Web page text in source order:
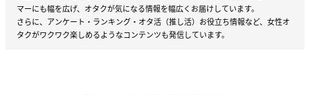
マーにも幅を広げ、オタクが気になる情報を幅広くお届けしています。
さらに、アンケート・ランキング・オタ活（推し活）お役立ち情報など、女性オ
タクがワクワク楽しめるようなコンテンツも発信しています。